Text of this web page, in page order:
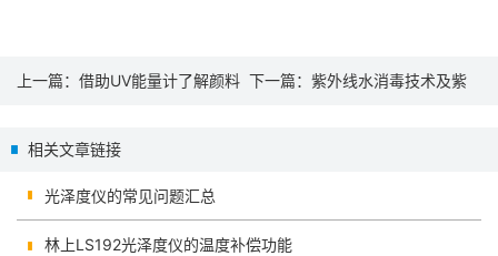
上一篇： 借助UV能量计了解颜料 下一篇： 紫外线水消毒技术及紫
相关文章链接
光泽度仪的常见问题汇总
林上LS192光泽度仪的温度补偿功能